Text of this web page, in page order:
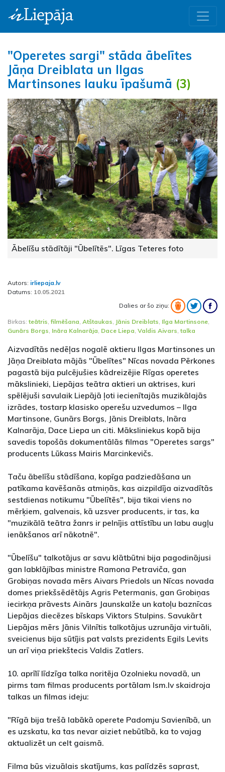
"Operetes sargi" stāda ābelītes
Jāņa Dreiblata un Ilgas
Martinsones lauku īpašumā (3)
Ābelīšu stādītāji "Ūbelītēs". Līgas Teteres foto
Autors: irliepaja.lv
Datums: 10.05.2021
Dalies ar šo ziņu:
Birkas:teātris,filmēšana, Atštaukas, Jānis Dreiblats, Ilga Martinsone,
Gunārs Borgs, Ināra Kalnarāja, Dace Liepa, Valdis Aivars,talka
Aizvadītās nedēļas nogalē aktieru Ilgas Martinsones un
Jāņa Dreiblata mājās "Ūbelītes" Nīcas novada Pērkones
pagastā bija pulcējušies kādreizējie Rīgas operetes
mākslinieki, Liepājas teātra aktieri un aktrises, kuri
spēlējuši savulaik Liepājā ļoti iecienītajās muzikālajās
izrādes, tostarp klasisko operešu uzvedumos – Ilga
Martinsone, Gunārs Borgs, Jānis Dreiblats, Ināra
Kalnarāja, Dace Liepa un citi. Māksliniekus kopā bija
savedis topošās dokumentālās filmas "Operetes sargs"
producents Lūkass Mairis Marcinkevičs.
Taču ābelīšu stādīšana, kopīga padziedāšana un
patīkama kavēšanās atmiņās, kas aizpildīja aizvadītās
sestdienas notikumu "Ūbelītēs", bija tikai viens no
mērķiem, galvenais, kā uzsver producents, ir tas, ka
"muzikālā teātra žanrs ir pelnījis attīstību un labu augļu
ienākšanos arī nākotnē".
"Ūbelīšu" talkotājus ar savu klātbūtni bija pagodinājusi
gan labklājības ministre Ramona Petraviča, gan
Grobiņas novada mērs Aivars Priedols un Nīcas novada
domes priekšsēdētājs Agris Petermanis, gan Grobiņas
iecirkņa prāvests Ainārs Jaunskalže un katoļu baznīcas
Liepājas diecēzes bīskaps Viktors Stulpins. Savukārt
Liepājas mērs Jānis Vilnītis talkotājus uzrunāja virtuāli,
sveicienus bija sūtījis pat valsts prezidents Egils Levits
un arī viņa priekštecis Valdis Zatlers.
10. aprīlī līdzīga talka noritēja Ozolnieku novadā, un
pirms tam filmas producents portālam lsm.lv skaidroja
talkas un filmas ideju:
"Rīgā bija trešā labākā operete Padomju Savienībā, un
es uzskatu, ka tas nevar aiziet nebūtībā, ka to vajag
aktualizēt un celt gaismā.
Filma būs vizuālais skatījums, kas palīdzēs saprast,